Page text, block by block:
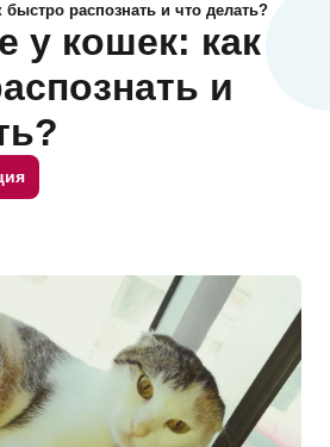
распознать и что делать?
у кошек: как
и